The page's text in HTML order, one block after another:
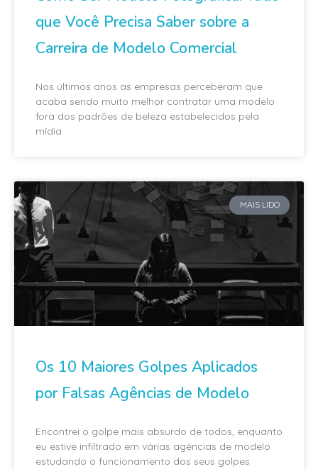
que Você Precisa Saber sobre a
Carreira de Modelo Comercial
Nos últimos anos as empresas perceberam que
acaba sendo muito melhor contratar uma modelo
fora dos padrões de beleza estabelecidos pela
mídia
MAIS LIDO
Os 10 Maiores Golpes Aplicados
por Falsas Agências de Modelo
Encontrei o golpe mais absurdo de todos, enquanto
eu estive infiltrado em várias agências de modelo
estudando o funcionamento dos seus golpes